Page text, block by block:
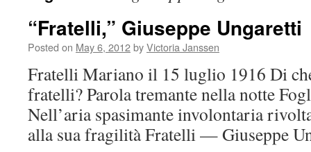
“Fratelli,” Giuseppe Ungaretti
Posted on May 6, 2012byVictoria Janssen
Fratelli Mariano il 15 luglio 1916 Di
fratelli? Parola tremante nella notte
Nell’aria spasimante involontaria
alla sua fragilità Fratelli — Giuseppe